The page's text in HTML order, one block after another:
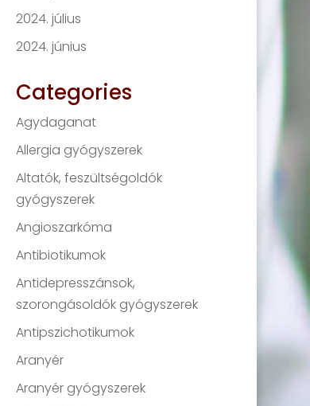
2024. július
2024. június
Categories
Agydaganat
Allergia gyógyszerek
Altatók, feszültségoldók
gyógyszerek
Angioszarkóma
Antibiotikumok
Antidepresszánsok,
szorongásoldók gyógyszerek
Antipszichotikumok
Aranyér
Aranyér gyógyszerek